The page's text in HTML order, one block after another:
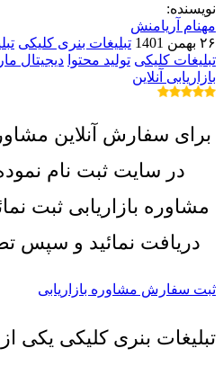
نویسنده:
مهنام آریامنش
۲۶ بهمن 1401
تبلیغات بنری کلیکی
تبلیغات کلیکی تولید محتوا دیجیتال
بازاریابی آنلاین
برای سفارش آنلاین
در سایت ثبت نام
مشاوره بازاریابی ثبت
دریافت نمائید و سپس
ثبت سفارش مشاوره بازاریابی
تبلیغات بنری کلیکی یکی